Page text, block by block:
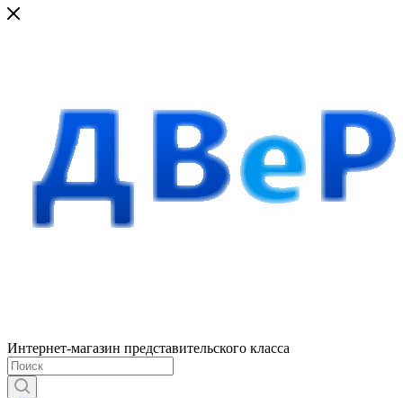
Интернет-магазин представительского класса